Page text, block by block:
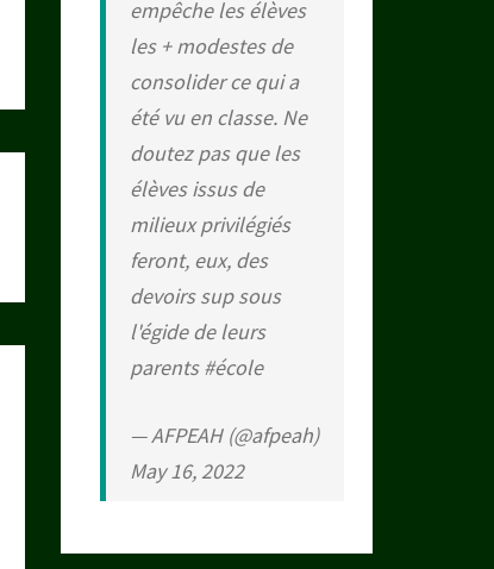
empêche les élèves
les + modestes de
consolider ce qui a
été vu en classe. Ne
doutez pas que les
élèves issus de
milieux privilégiés
feront, eux, des
devoirs sup sous
l'égide de leurs
parents#école
— AFPEAH (@afpeah)
May 16, 2022